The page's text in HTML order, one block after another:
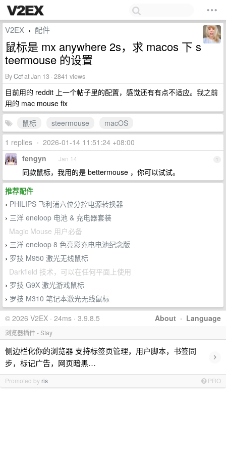
V2EX › 配件
鼠标是 mx anywhere 2s，求 macos 下 s
teermouse 的设置
ByCcfat Jan 13 · 2841 views
目前用的 reddit 上一个帖子里的配置，感觉还有有点不适应。我之前
用的 mac mouse fix
鼠标
steermouse
macOS
1 replies • 2026-01-14 11:51:24 +08:00
1
fengyn Jan 14
同款鼠标，我用的是 bettermouse ，你可以试试。
推荐配件
› PHILIPS 飞利浦六位分控电源转换器
› 三洋 eneloop 电池 & 充电器套装
Magic Mouse 用户必备
› 三洋 eneloop 8 色亮彩充电电池纪念版
› 罗技 M950 激光无线鼠标
Darkfield 技术，可以在任何平面上使用
› 罗技 G9X 激光游戏鼠标
› 罗技 M310 笔记本激光无线鼠标
About · Language
© 2026 V2EX · 24ms · 3.9.8.5
浏览器插件 - Stay
侧边栏化你的浏览器 支持标签页管理，用户脚本，书签同
步，标记广告，网页暗黑…
›
Promoted by ris PRO